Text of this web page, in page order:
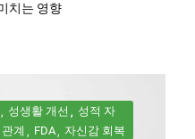
치는 영향
성생활 개선
성적 자
계 FDA 자신감 회복